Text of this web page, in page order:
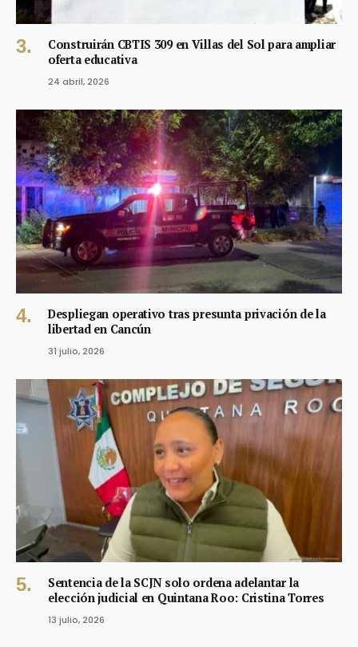
Construirán CBTIS 309 en Villas del Sol para ampliar
oferta educativa
24 abril, 2026
Despliegan operativo tras presunta privación de la
libertad en Cancún
31 julio, 2026
Sentencia de la SCJN solo ordena adelantar la
elección judicial en Quintana Roo: Cristina Torres
13 julio, 2026